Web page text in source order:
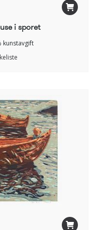
i sporet
kunstavgift